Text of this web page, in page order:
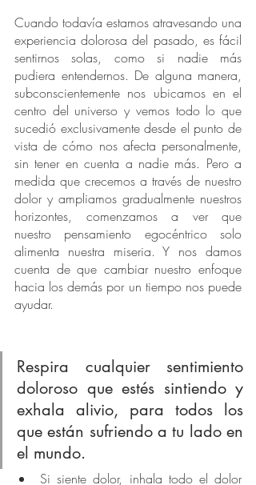
Cuando todavía estamos atravesando una
experiencia dolorosa del pasado, es fácil
sentirnos solas, como si nadie más
pudiera entendernos. De alguna manera,
subconscientemente nos ubicamos en el
centro del universo y vemos todo lo que
sucedió exclusivamente desde el punto de
vista de cómo nos afecta personalmente,
medida que crecemos a través de nuestro
dolor y ampliamos gradualmente nuestros
horizontes, comenzamos a ver que
nuestro pensamiento egocéntrico solo
alimenta nuestra miseria. Y nos damos
cuenta de que cambiar nuestro enfoque
hacia los demás por un tiempo nos puede
ayudar.
Respira cualquier sentimiento
doloroso que estés sintiendo y
exhala alivio, para todos los
que están sufriendo a tu lado en
el mundo.
Si siente dolor, inhala todo el dolor